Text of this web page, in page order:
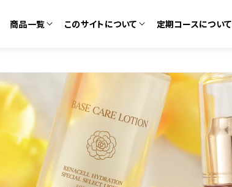
商品一覧 このサイトについて
定期コースについて
コラム
みんなの口コミ
定期コースについて